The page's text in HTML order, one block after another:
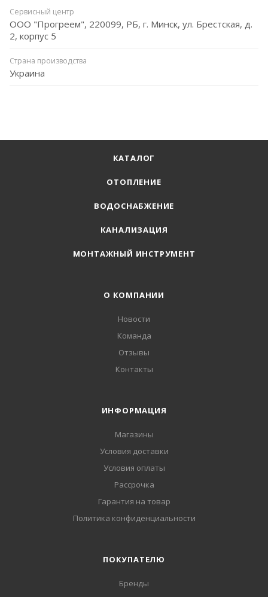
Сервисный центр
ООО "Прогреем", 220099, РБ, г. Минск, ул. Брестская, д.
2, корпус 5
Страна производства
Украина
КАТАЛОГ
ОТОПЛЕНИЕ
ВОДОСНАБЖЕНИЕ
КАНАЛИЗАЦИЯ
МОНТАЖНЫЙ ИНСТРУМЕНТ
О КОМПАНИИ
Новости
Команда
Отзывы
Контакты
ИНФОРМАЦИЯ
Магазины
Условия доставки
Условия оплаты
Рассрочка
Гарантия на товар
Политика конфиденциальности
ПОКУПАТЕЛЮ
Бренды